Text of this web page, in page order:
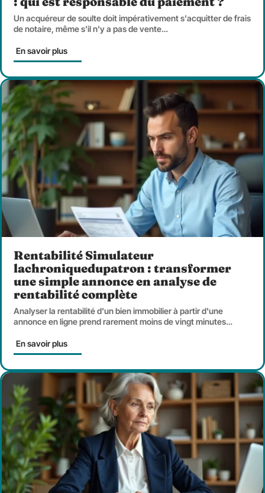
Un acquéreur de soulte doit impérativement s'acquitter de frais
de notaire, même s'il n'y a pas de vente…
En savoir plus
Rentabilité Simulateur
lachroniquedupatron : transformer
une simple annonce en analyse de
rentabilité complète
Analyser la rentabilité d'un bien immobilier à partir d'une
annonce en ligne prend rarement moins de vingt minutes…
En savoir plus